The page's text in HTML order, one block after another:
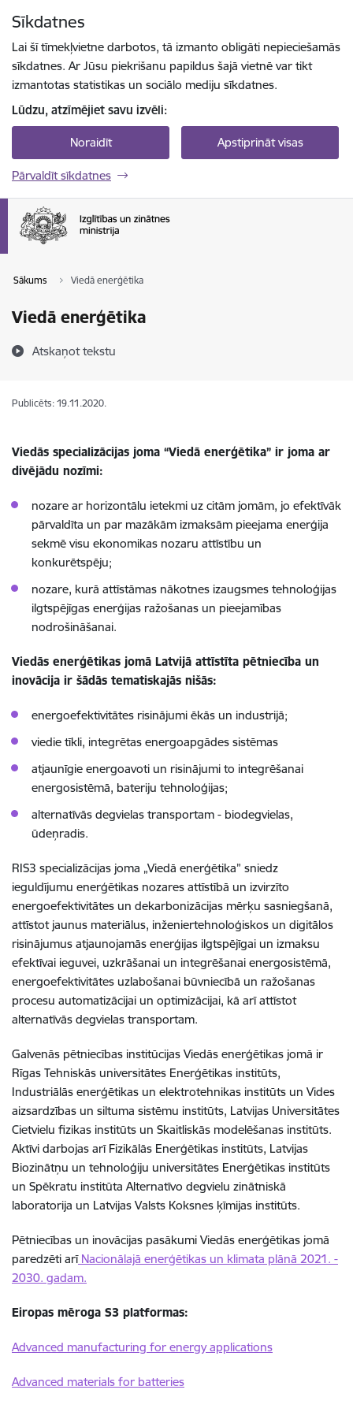
Sīkdatnes
Lai šī tīmekļvietne darbotos, tā izmanto obligāti nepieciešamās
sīkdatnes. Ar Jūsu piekrišanu papildus šajā vietnē var tikt
izmantotas statistikas un sociālo mediju sīkdatnes.
Lūdzu, atzīmējiet savu izvēli:
Noraidīt Apstiprināt visas
Pārvaldīt sīkdatnes
Sākums Viedā enerģētika
Viedā enerģētika
Atskaņot tekstu
Publicēts: 19.11.2020.
Viedās specializācijas joma “Viedā enerģētika” ir joma ar
divējādu nozīmi:
nozare ar horizontālu ietekmi uz citām jomām, jo efektīvāk
pārvaldīta un par mazākām izmaksām pieejama enerģija
sekmē visu ekonomikas nozaru attīstību un
konkurētspēju;
nozare, kurā attīstāmas nākotnes izaugsmes tehnoloģijas
ilgtspējīgas enerģijas ražošanas un pieejamības
nodrošināšanai.
Viedās enerģētikas jomā Latvijā attīstīta pētniecība un
inovācija ir šādās tematiskajās nišās:
energoefektivitātes risinājumi ēkās un industrijā;
viedie tīkli, integrētas energoapgādes sistēmas
atjaunīgie energoavoti un risinājumi to integrēšanai
energosistēmā, bateriju tehnoloģijas;
alternatīvās degvielas transportam - biodegvielas,
ūdeņradis.
RIS3 specializācijas joma „Viedā enerģētika” sniedz
ieguldījumu enerģētikas nozares attīstībā un izvirzīto
energoefektivitātes un dekarbonizācijas mērķu sasniegšanā,
attīstot jaunus materiālus, inženiertehnoloģiskos un digitālos
risinājumus atjaunojamās enerģijas ilgtspējīgai un izmaksu
efektīvai ieguvei, uzkrāšanai un integrēšanai energosistēmā,
energoefektivitātes uzlabošanai būvniecībā un ražošanas
procesu automatizācijai un optimizācijai, kā arī attīstot
alternatīvās degvielas transportam.
Galvenās pētniecības institūcijas Viedās enerģētikas jomā ir
Rīgas Tehniskās universitātes Enerģētikas institūts,
Industriālās enerģētikas un elektrotehnikas institūts un Vides
aizsardzības un siltuma sistēmu institūts, Latvijas Universitātes
Cietvielu fizikas institūts un Skaitliskās modelēšanas institūts.
Aktīvi darbojas arī Fizikālās Enerģētikas institūts, Latvijas
Biozinātņu un tehnoloģiju universitātes Enerģētikas institūts
un Spēkratu institūta Alternatīvo degvielu zinātniskā
laboratorija un Latvijas Valsts Koksnes ķīmijas institūts.
Pētniecības un inovācijas pasākumi Viedās enerģētikas jomā
paredzēti arī Nacionālajā enerģētikas un klimata plānā 2021. -
2030. gadam.
Eiropas mēroga S3 platformas:
Advanced manufacturing for energy applications
Advanced materials for batteries